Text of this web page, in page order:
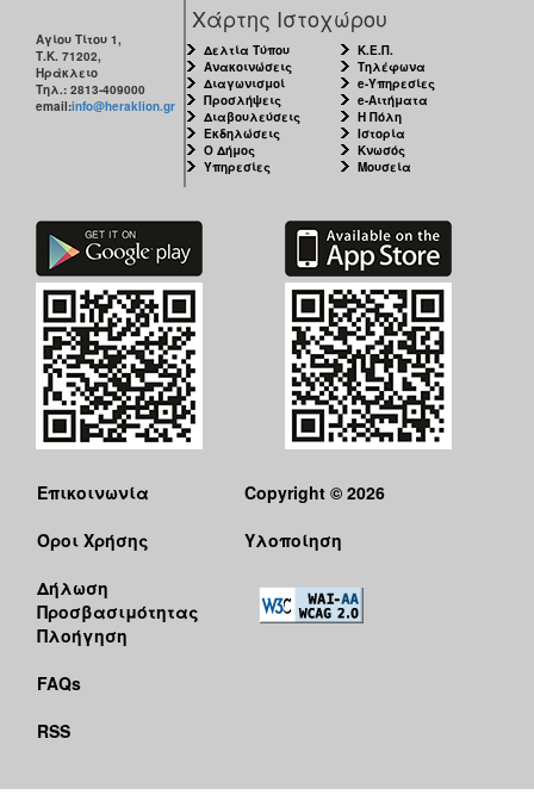
Αγίου Τίτου 1,
Τ.Κ. 71202,
Ηράκλειο
Τηλ.: 2813-409000
email:info@heraklion.gr
Χάρτης Ιστοχώρου
Δελτία Τύπου
Ανακοινώσεις
Διαγωνισμοί
Προσλήψεις
Διαβουλεύσεις
Εκδηλώσεις
Ο Δήμος
Υπηρεσίες
Κ.Ε.Π.
Τηλέφωνα
e-Υπηρεσίες
e-Αιτήματα
Η Πόλη
Ιστορία
Κνωσός
Μουσεία
Επικοινωνία
Όροι Χρήσης
Δήλωση
Προσβασιμότητας
Πλοήγηση
FAQs
RSS
Copyright © 2026
Υλοποίηση